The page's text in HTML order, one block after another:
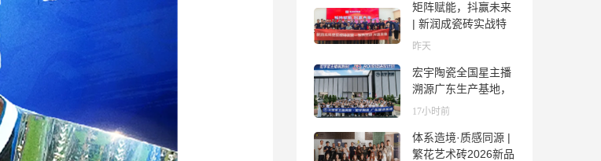
矩阵赋能，抖赢未来
| 新润成瓷砖实战特
训营成功举办，吹响
号！
昨天
宏宇陶瓷全国星主播
溯源广东生产基地，
进阶ROI长效变现新
17小时前
体系造境·质感同源 |
繁花艺术砖2026新品